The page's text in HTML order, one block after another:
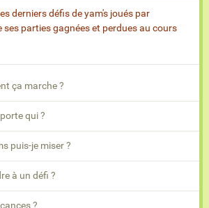
derniers défis de yam's joués par
ses parties gagnées et perdues au cours
ça marche ?
qui ?
puis-je miser ?
à un défi ?
?